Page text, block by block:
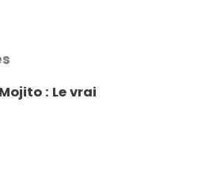
Mojito : Le vrai